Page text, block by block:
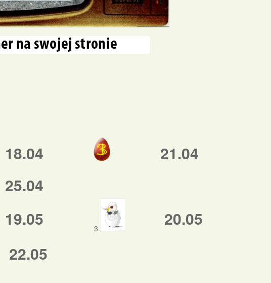
18.04
21.04
25.04
19.05 3. 20.05
22.05